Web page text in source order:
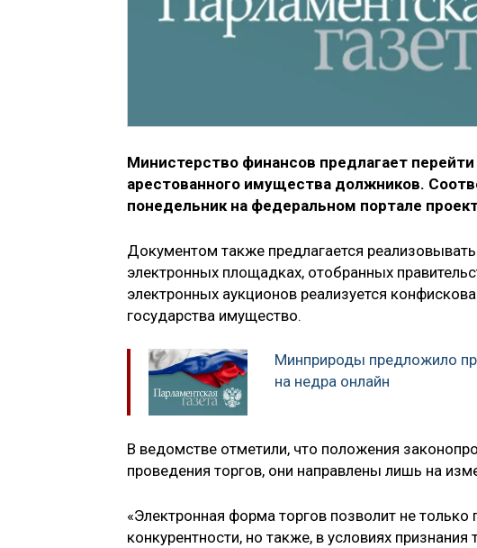
Министерство финансов предлагает
арестованного имущества должников.
понедельник на федеральном портале
Документом также предлагается
электронных площадках, отобранных
электронных аукционов реализуется
государства имущество.
Минприроды предложило
на недра онлайн
В ведомстве отметили, что положения
проведения торгов, они направлены лишь на
«Электронная форма торгов позволит не только
конкурентности, но также, в условиях